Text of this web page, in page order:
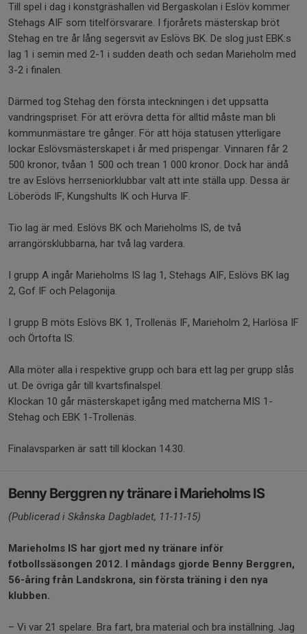
Till spel i dag i konstgräshallen vid Bergaskolan i Eslöv kommer
Stehags AIF som titelförsvarare. I fjorårets mästerskap bröt
Stehag en tre år lång segersvit av Eslövs BK. De slog just EBK:s
lag 1 i semin med 2-1 i sudden death och sedan Marieholm med
3-2 i finalen.
Därmed tog Stehag den första inteckningen i det uppsatta
vandringspriset. För att erövra detta för alltid måste man bli
kommunmästare tre gånger. För att höja statusen ytterligare
lockar Eslövsmästerskapet i år med prispengar. Vinnaren får 2
500 kronor, tvåan 1 500 och trean 1 000 kronor. Dock har ändå
tre av Eslövs herrseniorklubbar valt att inte ställa upp. Dessa är
Löberöds IF, Kungshults IK och Hurva IF.
Tio lag är med. Eslövs BK och Marieholms IS, de två
arrangörsklubbarna, har två lag vardera.
I grupp A ingår Marieholms IS lag 1, Stehags AIF, Eslövs BK lag
2, Gof IF och Pelagonija.
I grupp B möts Eslövs BK 1, Trollenäs IF, Marieholm 2, Harlösa IF
och Örtofta IS.
Alla möter alla i respektive grupp och bara ett lag per grupp slås
ut. De övriga går till kvartsfinalspel.
Klockan 10 går mästerskapet igång med matcherna MIS 1-
Stehag och EBK 1-Trollenäs.
Finalavsparken är satt till klockan 14.30.
Benny Berggren ny tränare i Marieholms IS
(Publicerad i Skånska Dagbladet, 11-11-15)
Marieholms IS har gjort med ny tränare inför
fotbollssäsongen 2012. I måndags gjorde Benny Berggren,
56-åring från Landskrona, sin första träning i den nya
klubben.
– Vi var 21 spelare. Bra fart, bra material och bra inställning. Jag